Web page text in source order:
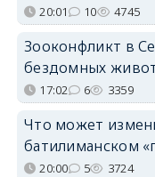
20:01 10 4745
Зооконфликт в
бездомных
17:02 6 3359
Что может
батилиманском
20:00 5 3724